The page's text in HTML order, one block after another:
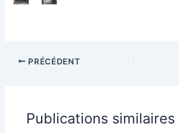
PRÉCÉDENT
Publications similaires